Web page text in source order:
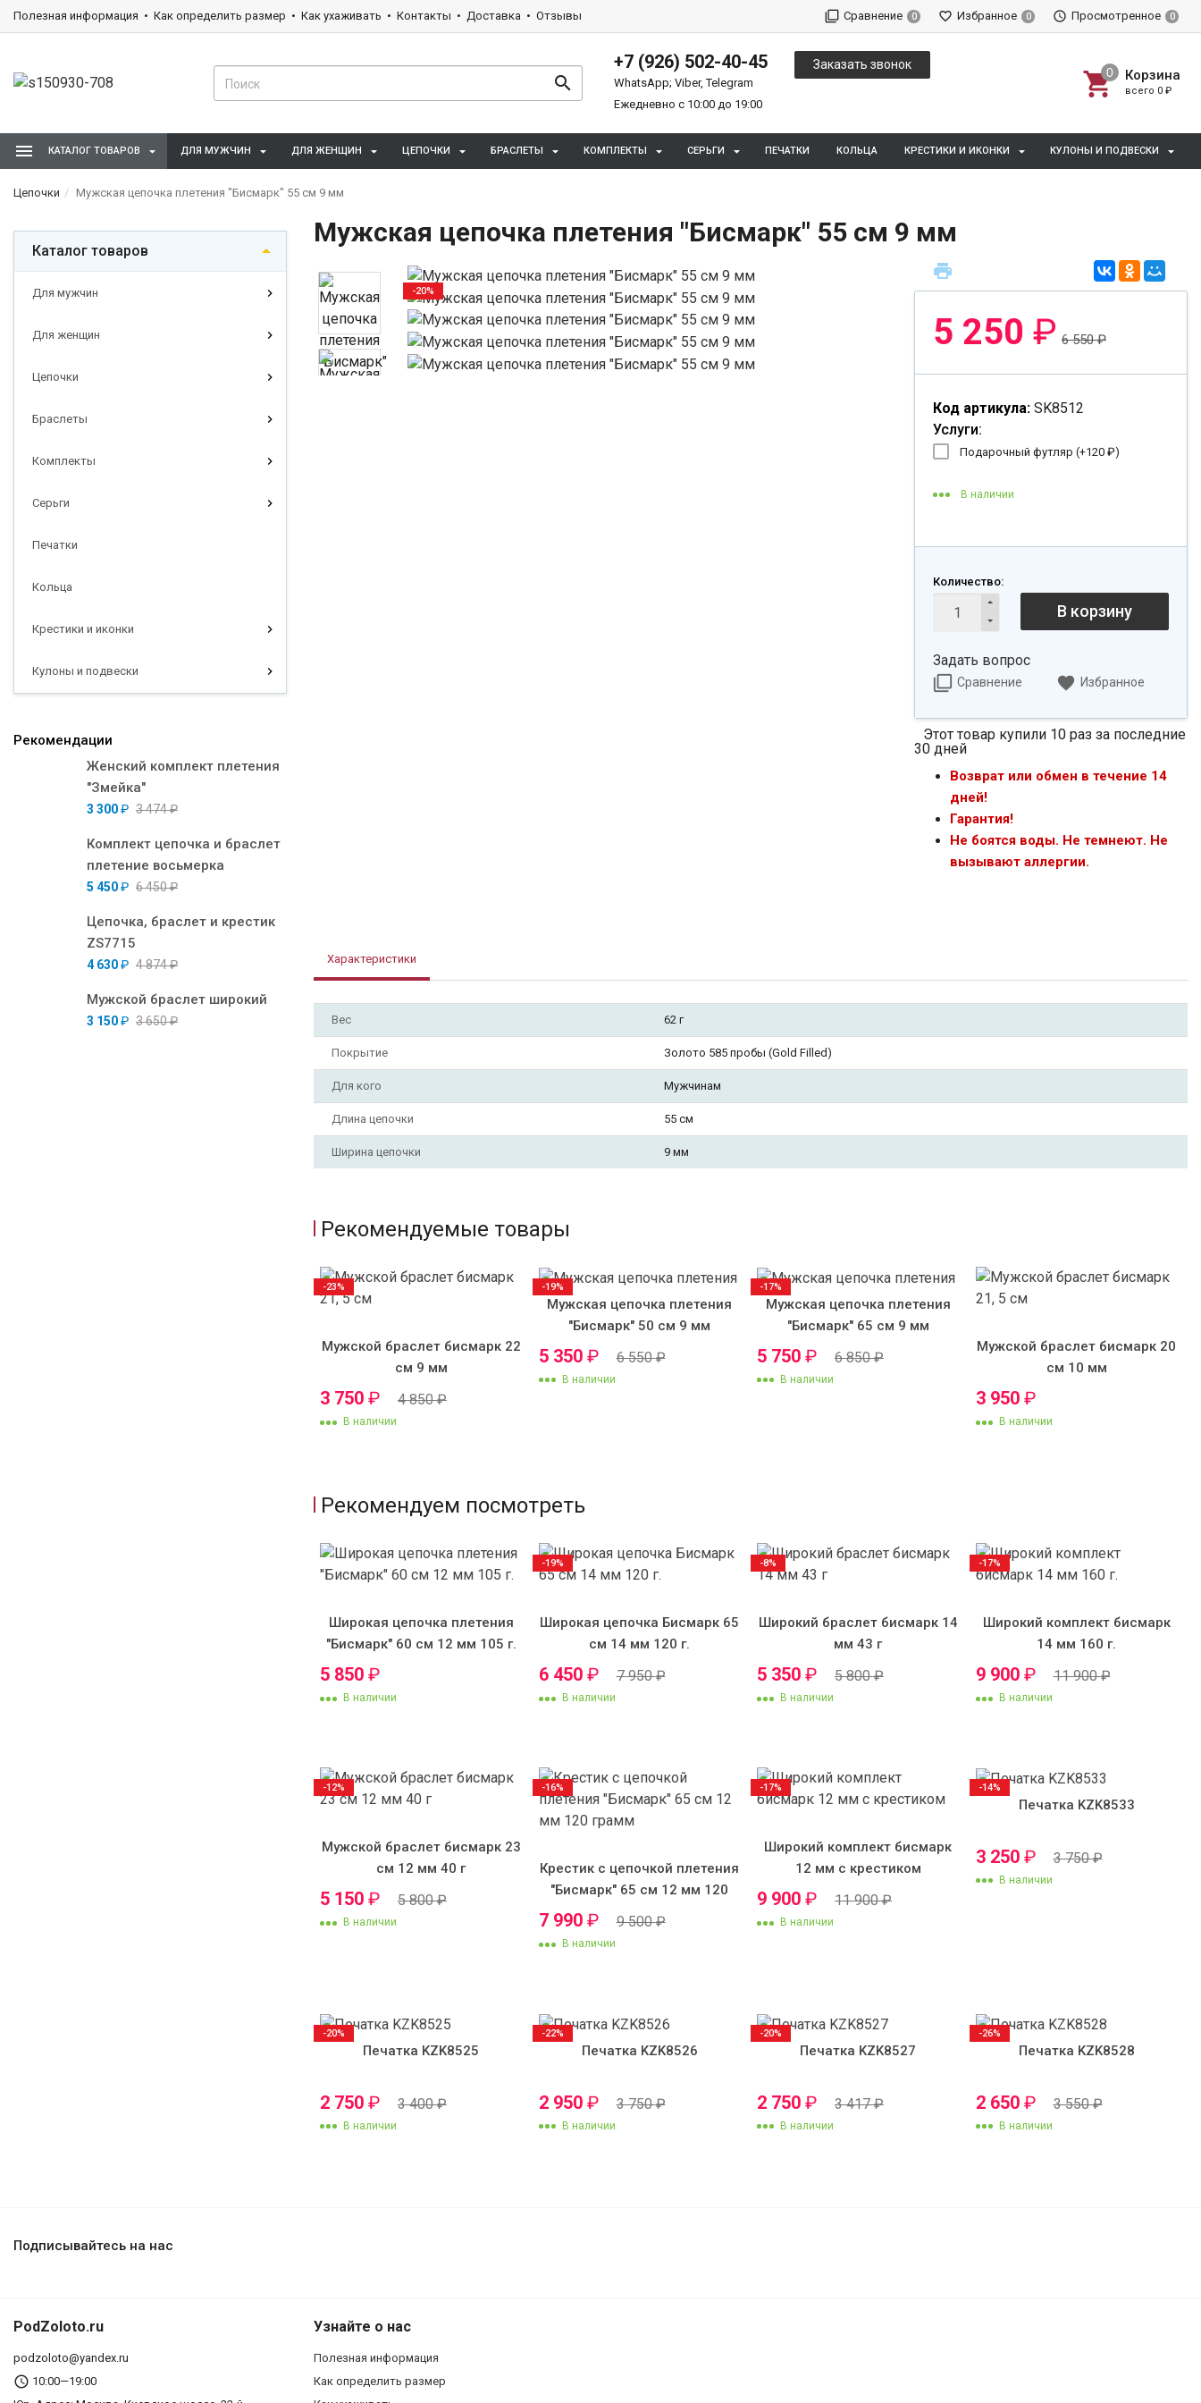
Полезная информация Как определить размер Как ухаживать Контакты Доставка Отзывы Сравнение 0 Избранное 0 Просмотренное 0
+7 (926) 502-40-45
WhatsApp; Viber, Telegram
Ежедневно с 10:00 до 19:00
Заказать звонок
Корзина
всего 0 ₽
КАТАЛОГ ТОВАРОВ ДЛЯ МУЖЧИН ДЛЯ ЖЕНЩИН ЦЕПОЧКИ БРАСЛЕТЫ КОМПЛЕКТЫ СЕРЬГИ ПЕЧАТКИ КОЛЬЦА КРЕСТИКИ И ИКОНКИ КУЛОНЫ И ПОДВЕСКИ
Цепочки Мужская цепочка плетения "Бисмарк" 55 см 9 мм
Каталог товаров
Для мужчин
Для женщин
Цепочки
Браслеты
Комплекты
Серьги
Печатки
Кольца
Крестики и иконки
Кулоны и подвески
Рекомендации
Женский комплект плетения
"Змейка"
3 300₽ 3 474₽
Комплект цепочка и браслет
плетение восьмерка
5 450₽ 6 450₽
Цепочка, браслет и крестик
ZS7715
4 630₽ 4 874₽
Мужской браслет широкий
3 150₽ 3 650₽
Мужская цепочка плетения "Бисмарк" 55 см 9 мм
-20%
5 250 ₽ 6 550₽
Код артикула: SK8512
Услуги:
Подарочный футляр (+120 ₽)
В наличии
Количество:
В корзину
Задать вопрос
Сравнение Избранное
Этот товар купили 10 раз за последние
30 дней
Возврат или обмен в течение 14
дней!
Гарантия!
Не боятся воды. Не темнеют. Не
вызывают аллергии.
Характеристики
Вес 62 г
Покрытие Золото 585 пробы (Gold Filled)
Для кого Мужчинам
Длина цепочки 55 см
Ширина цепочки 9 мм
Рекомендуемые товары
Мужской браслет бисмарк 22
см 9 мм
3 750 ₽ 4 850₽
В наличии
-23%
Мужская цепочка плетения
"Бисмарк" 50 см 9 мм
5 350 ₽ 6 550₽
В наличии
-19%
Мужская цепочка плетения
"Бисмарк" 65 см 9 мм
5 750 ₽ 6 850₽
В наличии
-17%
Мужской браслет бисмарк 20
см 10 мм
3 950 ₽
В наличии
Рекомендуем посмотреть
Широкая цепочка плетения
"Бисмарк" 60 см 12 мм 105 г.
5 850 ₽
В наличии
Широкая цепочка Бисмарк 65
см 14 мм 120 г.
6 450 ₽ 7 950₽
В наличии
-19%
Широкий браслет бисмарк 14
мм 43 г
5 350 ₽ 5 800₽
В наличии
-8%
Широкий комплект бисмарк
14 мм 160 г.
9 900 ₽ 11 900₽
В наличии
-17%
Мужской браслет бисмарк 23
см 12 мм 40 г
5 150 ₽ 5 800₽
В наличии
-12%
Крестик с цепочкой плетения
"Бисмарк" 65 см 12 мм 120
7 990 ₽ 9 500₽
В наличии
-16%
Широкий комплект бисмарк
12 мм с крестиком
9 900 ₽ 11 900₽
В наличии
-17%
Печатка KZK8533
3 250 ₽ 3 750₽
В наличии
-14%
Печатка KZK8525
2 750 ₽ 3 400₽
В наличии
-20%
Печатка KZK8526
2 950 ₽ 3 750₽
В наличии
-22%
Печатка KZK8527
2 750 ₽ 3 417₽
В наличии
-20%
Печатка KZK8528
2 650 ₽ 3 550₽
В наличии
-26%
Подписывайтесь на нас
PodZoloto.ru
podzoloto@yandex.ru
10:00—19:00
Узнайте о нас
Полезная информация
Как определить размер